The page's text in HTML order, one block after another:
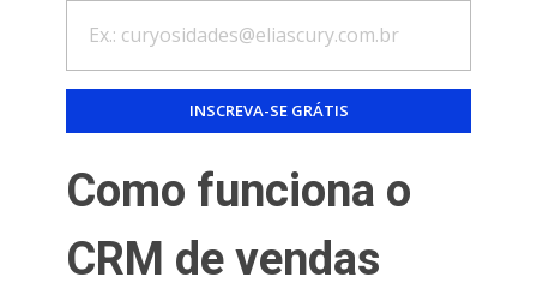
Como funciona o
CRM de vendas